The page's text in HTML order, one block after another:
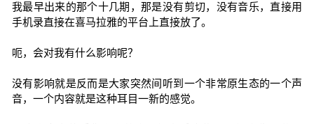
我最早出来的那个十几期，那是没有剪切，没有音乐，直接用
手机录直接在喜马拉雅的平台上直接放了。
呃，会对我有什么影响呢？
没有影响就是反而是大家突然间听到一个非常原生态的一个声
音，一个内容就是这种耳目一新的感觉。